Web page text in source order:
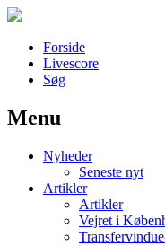
Forside
Livescore
Søg
Наши партнеры
лучшие займы
Menu
Nyheder
Seneste nyt
Artikler
Artikler
Vejret i